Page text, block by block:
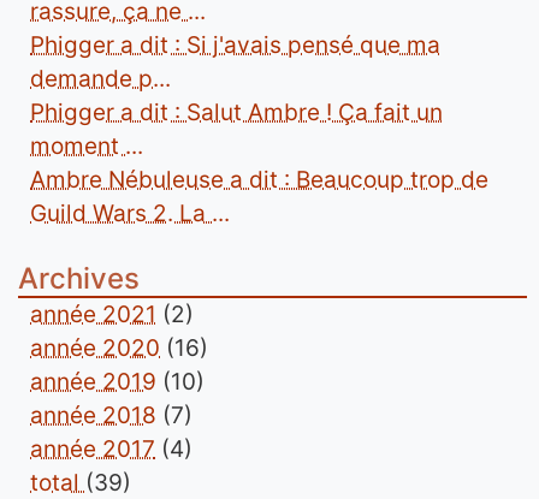
rassure, ça ne ...
Phigger a dit : Si j'avais pensé que ma
demande p...
Phigger a dit : Salut Ambre ! Ça fait un
moment ...
Ambre Nébuleuse a dit : Beaucoup trop de
Guild Wars 2. La ...
Archives
année 2021 (2)
année 2020 (16)
année 2019 (10)
année 2018 (7)
année 2017 (4)
total (39)